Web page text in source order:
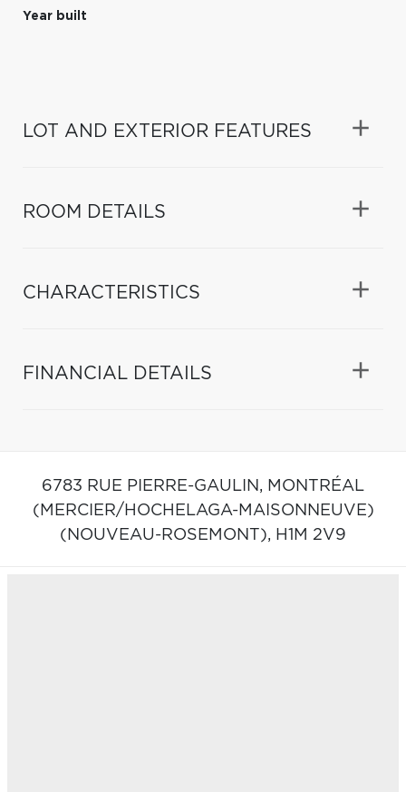
Year built
LOT AND EXTERIOR FEATURES
ROOM DETAILS
CHARACTERISTICS
FINANCIAL DETAILS
6783 RUE PIERRE-GAULIN, MONTRÉAL
(MERCIER/HOCHELAGA-MAISONNEUVE)
(NOUVEAU-ROSEMONT), H1M 2V9